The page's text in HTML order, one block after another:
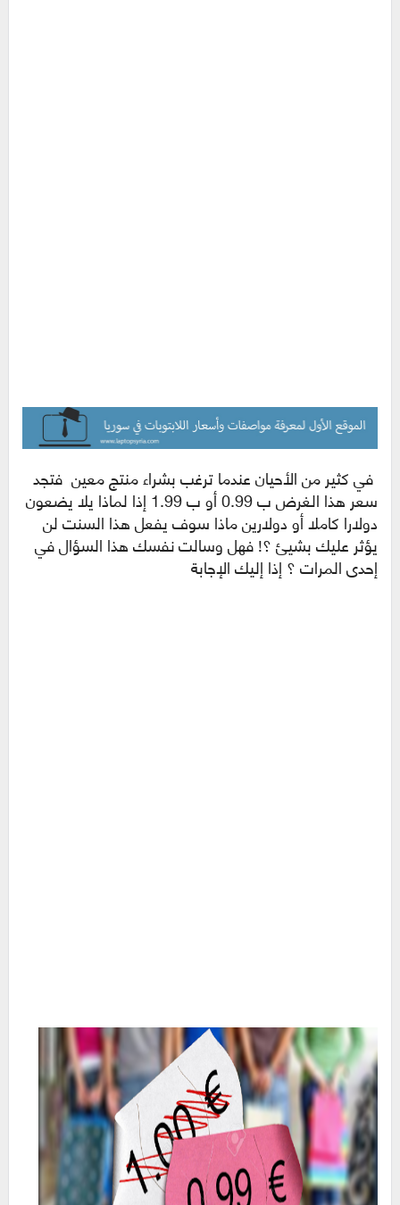
في كثير من الأحيان عندما ترغب بشراء منتج معين فتجد
سعر هذا الغرض ب 0.99 أو ب 1.99 إذا لماذا يلا يضعون
دولارا كاملا أو دولارين ماذا سوف يفعل هذا السنت لن
يؤثر عليك بشيئ ؟! فهل وسالت نفسك هذا السؤال في
إحدى المرات ؟ إذا إليك الإجابة